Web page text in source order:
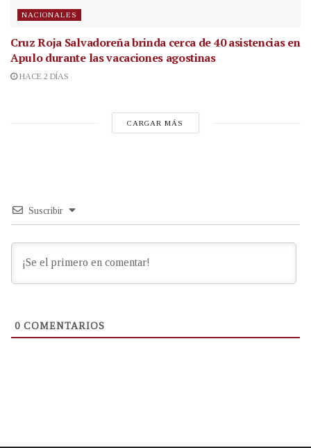
NACIONALES
Cruz Roja Salvadoreña brinda cerca de 40 asistencias en
Apulo durante las vacaciones agostinas
HACE 2 DÍAS
CARGAR MÁS
Suscribir
0 COMENTARIOS